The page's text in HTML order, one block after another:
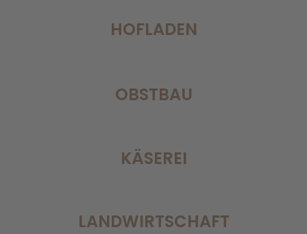
HOFLADEN
OBSTBAU
KÄSEREI
LANDWIRTSCHAFT